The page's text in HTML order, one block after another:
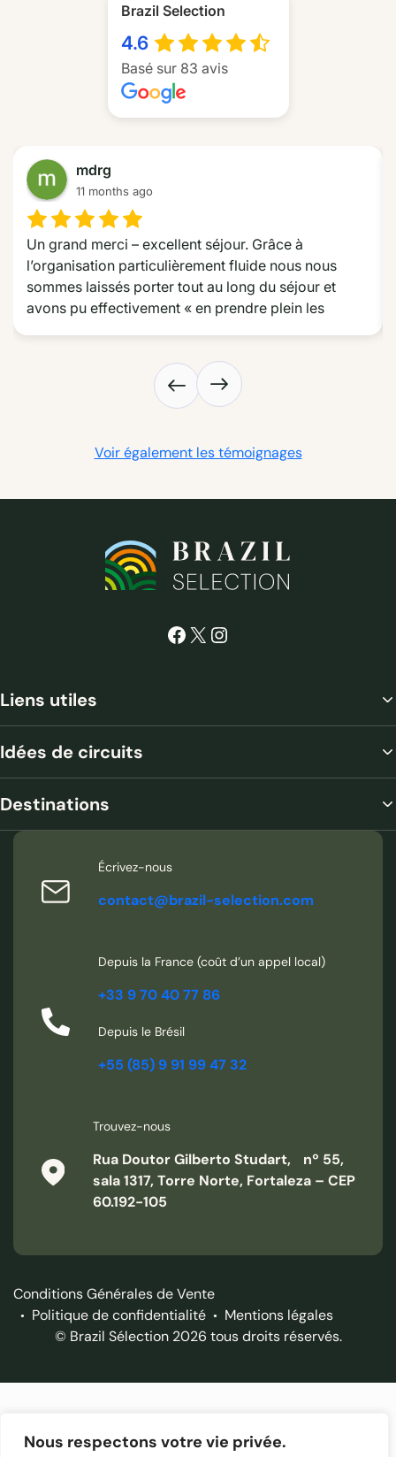
Nous respectons votre vie privée.
Brazil Selection
4.6
Basé sur 83 avis
mdrg
11 months ago
Un grand merci – excellent séjour. Grâce à
l’organisation particulièrement fluide nous nous
sommes laissés porter tout au long du séjour et
avons pu effectivement « en prendre plein les
choix d’hôtel très différents les uns des autres mais
dont le choix était toujours très pertinent, l’excursion
sur le delta et les jonctions et trajets très efficaces.
demandes particulières.
Voir également les témoignages
Facebook
X Instagram
Liens utiles
Idées de circuits
Destinations
Écrivez-nous
contact@brazil-selection.com
Depuis la France (coût d’un appel local)
+33 9 70 40 77 86
Depuis le Brésil
+55 (85) 9 91 99 47 32
Trouvez-nous
Rua Doutor Gilberto Studart, nº 55,
sala 1317, Torre Norte, Fortaleza – CEP
60.192-105
Conditions Générales de Vente
Politique de confidentialité
Mentions légales
© Brazil Sélection 2026 tous droits réservés.